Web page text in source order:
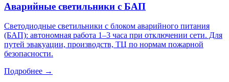
Аварийные светильники с БАП
Светодиодные светильники с блоком аварийного питания
(БАП): автономная работа 1–3 часа при отключении сети. Для
путей эвакуации, производств, ТЦ по нормам пожарной
безопасности.
Подробнее →